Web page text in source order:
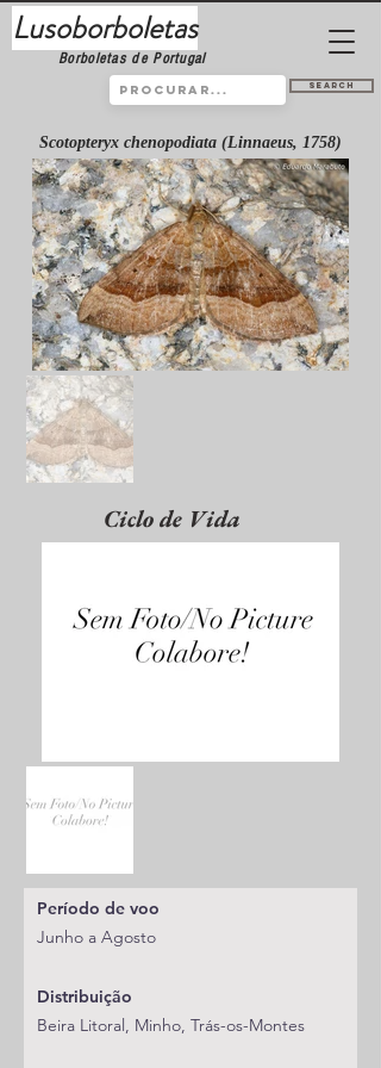
Lusoborboletas
Borboletas de Portugal
Search
Scotopteryx chenopodiata (Linnaeus, 1758)
Ciclo de Vida
Período de voo
Junho a Agosto
Distribuição
Beira Litoral, Minho, Trás-os-Montes